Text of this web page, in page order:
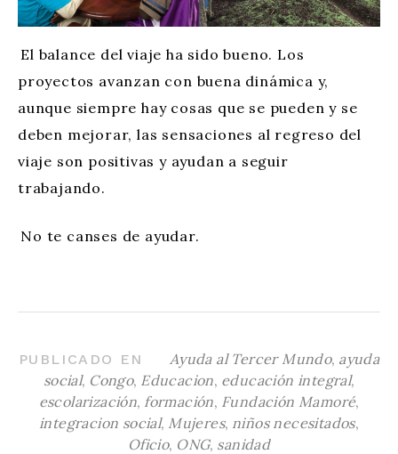
El balance del viaje ha sido bueno. Los
proyectos avanzan con buena dinámica y,
aunque siempre hay cosas que se pueden y se
deben mejorar, las sensaciones al regreso del
viaje son positivas y ayudan a seguir
trabajando.
No te canses de ayudar.
PUBLICADO EN Ayuda al Tercer Mundo, ayuda
social, Congo, Educacion, educación integral,
escolarización, formación, Fundación Mamoré,
integracion social, Mujeres, niños necesitados,
Oficio, ONG, sanidad